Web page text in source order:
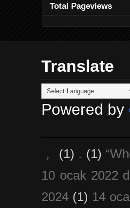
Total Pageviews
Translate
Powered by
， (1) . (1)
10 ocak 2022
2024 (1) 14